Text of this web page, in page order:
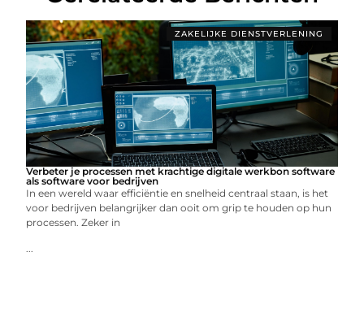
ZAKELIJKE DIENSTVERLENING
Verbeter je processen met krachtige digitale werkbon software
als software voor bedrijven
In een wereld waar efficiëntie en snelheid centraal staan, is het
voor bedrijven belangrijker dan ooit om grip te houden op hun
processen. Zeker in
...